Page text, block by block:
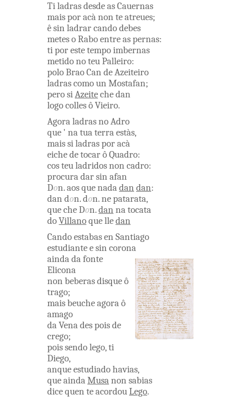
TiladrasdesdeasCauernas
maisporacànon teatreues;
êsin ladrarcandodebes
metesoRaboentreaspernas:
tiporestetempoimbernas
metidonoteuPalleiro:
poloBraoCan deAzeiteiro
ladrascomoun Mostafan;
perosiAzeitechedan
logocollesôVieiro.
AgoraladrasnoAdro
que ' natuaterraestàs,
maissiladrasporacà
eichedetocarôQuadro:
costeuladridosnon cadro:
procuradarsin afan
Don.aosquenadadan dan:
dan don.don.nepatarata,
quecheDon.dan natocata
doVillanoquelledan
Candoestabasen Santiago
estudianteesin corona
aindadafonte
Elicona
non beberasdisqueô
trago;
maisbeucheagoraô
amago
daVenades poisde
crego;
poissendolego,ti
Diego,
anqueestudiadohavias,
queaindaMusanon sabias
dicequen teacordouLego.